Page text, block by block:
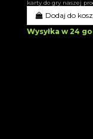
karty do gry naszej
Dodaj do
Wysyłka w 24